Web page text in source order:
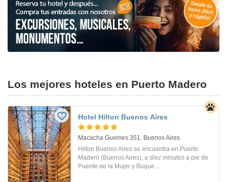
Los mejores hoteles en Puerto Madero
Hotel Hilton Buenos Aires
Macacha Guemes 351. Buenos Aires
Hilton Buenos Aires se encuentra en Puerto
Madero (Buenos Aires), a diez minutos a pie de
Puente de la Mujer y Buque...